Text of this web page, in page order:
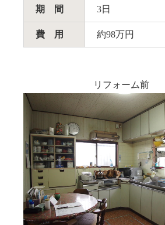
期 間 3日
費 用 約98万円
リフォーム前